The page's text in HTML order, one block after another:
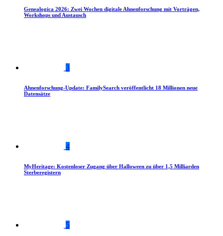
Genealogica 2026: Zwei Wochen digitale Ahnenforschung mit Vorträgen,
Workshops und Austausch
3
Ahnenforschung-Update: FamilySearch veröffentlicht 18 Millionen neue
Datensätze
4
MyHeritage: Kostenloser Zugang über Halloween zu über 1,5 Milliarden
Sterberegistern
5